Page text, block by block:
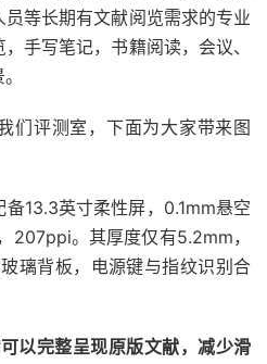
等长期有文献阅览需求的专业
手写笔记，书籍阅读，会议、
们评测室，下面为大家带来图
13.3英寸柔性屏，0.1mm悬空
207ppi。其厚度仅有5.2mm，
璃背板，电源键与指纹识别合
以完整呈现原版文献，减少滑